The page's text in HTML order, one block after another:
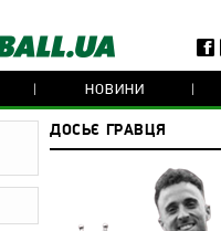
НОВИНИ
ДОСЬЄ ГРАВЦЯ